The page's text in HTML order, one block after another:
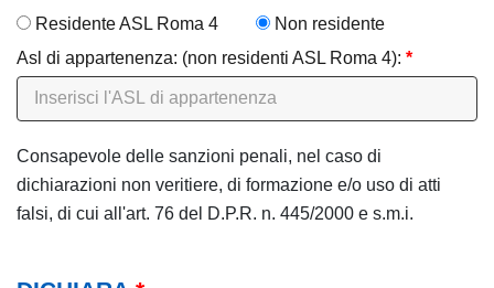
Residente ASL Roma 4
Non residente
Asl di appartenenza: (non residenti ASL Roma 4): *
Consapevole delle sanzioni penali, nel caso di
dichiarazioni non veritiere, di formazione e/o uso di atti
falsi, di cui all'art. 76 del D.P.R. n. 445/2000 e s.m.i.